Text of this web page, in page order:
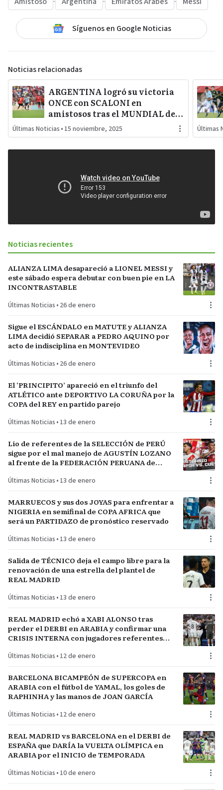
Síguenos en Google Noticias
Noticias relacionadas
ARGENTINA logró su victoria
ONCE con SCALONI en
amistosos tras el MUNDIAL de
QATAR con GOLES de LAUTARO
MARTÍNEZ y LIONEL MESSI
Últimas Noticias • 15 noviembre, 2025 Últimas
Noticias recientes
ALIANZA LIMA desapareció a LIONEL MESSI y
este sábado espera debutar con buen pie en LA
INCONTRASTABLE
Últimas Noticias • 26 de enero
Sigue el ESCÁNDALO en MATUTE y ALIANZA
LIMA decidió SEPARAR a PEDRO AQUINO por
acto de indisciplina en MONTEVIDEO
Últimas Noticias • 26 de enero
El ‘PRINCIPITO’ apareció en el triunfo del
ATLÉTICO ante DEPORTIVO LA CORUÑA por la
COPA del REY en partido parejo
Últimas Noticias • 13 de enero
Lío de referentes de la SELECCIÓN de PERÚ
sigue por el mal manejo de AGUSTÍN LOZANO
al frente de la FEDERACIÓN PERUANA de
Últimas Noticias • 13 de enero
MARRUECOS y sus dos JOYAS para enfrentar a
NIGERIA en semifinal de COPA AFRICA que
será un PARTIDAZO de pronóstico reservado
Últimas Noticias • 13 de enero
Salida de TÉCNICO deja el campo libre para la
renovación de una estrella del plantel de
REAL MADRID
Últimas Noticias • 13 de enero
REAL MADRID echó a XABI ALONSO tras
perder el DERBI en ARABIA y confirmar una
CRISIS INTERNA con jugadores referentes
Últimas Noticias • 12 de enero
BARCELONA BICAMPEÓN de SUPERCOPA en
ARABIA con el fútbol de YAMAL, los goles de
RAPHINHA y las manos de JOAN GARCÍA
Últimas Noticias • 12 de enero
REAL MADRID vs BARCELONA en el DERBI de
ESPAÑA que DARÍA la VUELTA OLÍMPICA en
ARABIA por el INICIO de TEMPORADA
Últimas Noticias • 10 de enero